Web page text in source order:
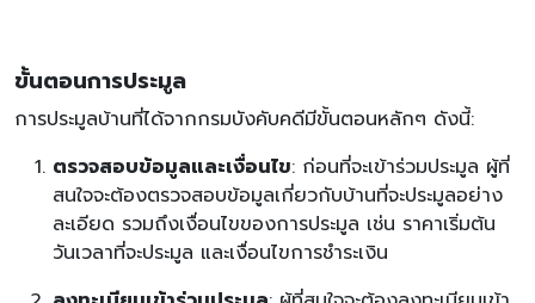
ขั้นตอนการประมูล
การประมูลบ้านที่ได้จากกรมบังคับคดีมีขั้นตอนหลักๆ ดังนี้:
ตรวจสอบข้อมูลและเงื่อนไข: ก่อนที่จะเข้าร่วมประมูล ผู้ที่
สนใจจะต้องตรวจสอบข้อมูลเกี่ยวกับบ้านที่จะประมูลอย่าง
ละเอียด รวมถึงเงื่อนไขของการประมูล เช่น ราคาเริ่มต้น
วันเวลาที่จะประมูล และเงื่อนไขการชำระเงิน